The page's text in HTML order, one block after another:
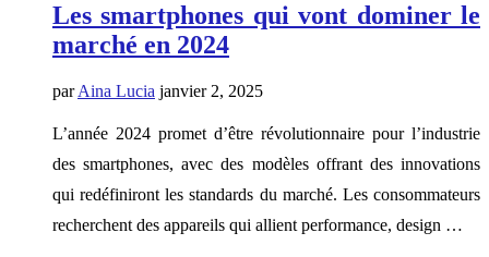
Les smartphones qui vont dominer le
marché en 2024
parAina Lucia janvier 2, 2025
L’année 2024 promet d’être révolutionnaire pour l’industrie
des smartphones, avec des modèles offrant des innovations
qui redéfiniront les standards du marché. Les consommateurs
recherchent des appareils qui allient performance, design …